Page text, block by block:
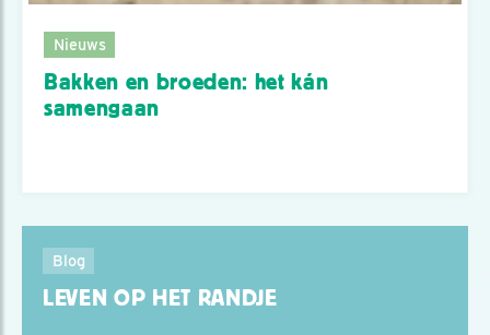
Nieuws
Bakken en broeden: het kán
samengaan
Blog
LEVEN OP HET RANDJE